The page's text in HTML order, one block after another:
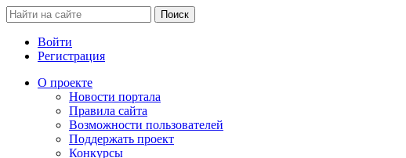
Войти
Регистрация
О проекте
Новости портала
Правила сайта
Возможности пользователей
Поддержать проект
Конкурсы